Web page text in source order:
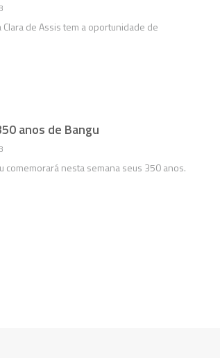
Clara de Assis tem a oportunidade de
anos de Bangu
comemorará nesta semana seus 350 anos.